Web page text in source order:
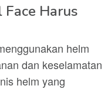
Harus
helm
dan keselamatan
helm yang